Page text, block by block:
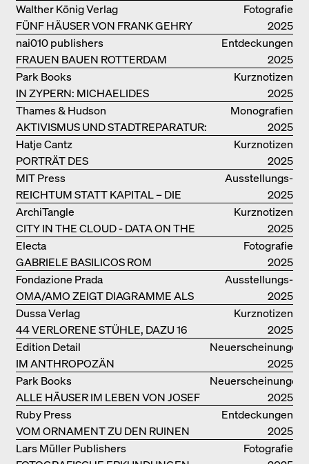
Fotografie
FÜNF HÄUSER VON FRANK GEHRY
Walther König Verlag
2025
Entdeckungen
FRAUEN BAUEN ROTTERDAM
nai010 publishers
2025
Kurznotizen
IN ZYPERN: MICHAELIDES
RESIDENCE
Park Books
2025
Monografien
AKTIVISMUS UND STADTREPARATUR:
ASSEMBLE
Thames & Hudson
2025
Kurznotizen
PORTRÄT DES
PRODUKTIONSGEBÄUDES THE PLUS
DER BJARKE INGELS GROUP
Hatje Cantz
2025
Ausstellungs­
kataloge
REICHTUM STATT KAPITAL – DIE
ARCHITEKTUR VON ANUPAMA
KUNDOO
MIT Press
2025
Kurznotizen
CITY IN THE CLOUD - DATA ON THE
GROUND
ArchiTangle
2025
Fotografie
GABRIELE BASILICOS ROM
Electa
2025
Ausstellungs­
kataloge
OMA/AMO ZEIGT DIAGRAMME ALS
NARRATIVE DER ERKENNTNIS
Fondazione Prada
2025
Kurznotizen
44 VERLORENE STÜHLE, DAZU 16
SOFAS UND BÄNKE
Dussa Verlag
2025
Neuerscheinungen
IM ANTHROPOZÄN
Edition Detail
2025
Neuerscheinungen
ALLE HÄUSER IM LEBEN VON JOSEF
FRANK
Park Books
2025
Entdeckungen
VOM ORNAMENT ZU DEN RUINEN
DES ALLTAGS
Ruby Press
2025
Fotografie
Lars Müller Publishers